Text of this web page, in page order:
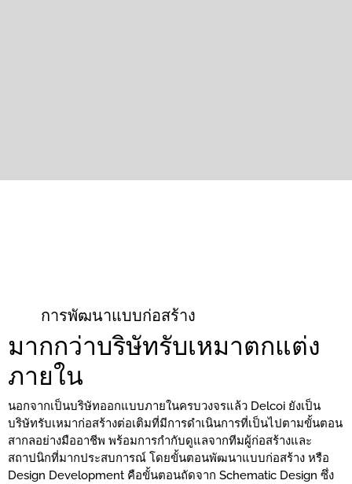
การพัฒนาแบบก่อสร้าง
มากกว่าบริษัทรับเหมาตกแต่ง
ภายใน
นอกจากเป็นบริษัทออกแบบภายในครบวงจรแล้ว Delcoi ยังเป็น
บริษัทรับเหมาก่อสร้างต่อเติมที่มีการดำเนินการที่เป็นไปตามขั้นตอน
สากลอย่างมืออาชีพ พร้อมการกำกับดูแลจากทีมผู้ก่อสร้างและ
สถาปนิกที่มากประสบการณ์ โดยขั้นตอนพัฒนาแบบก่อสร้าง หรือ
Design Development คือขั้นตอนถัดจาก Schematic Design ซึ่ง